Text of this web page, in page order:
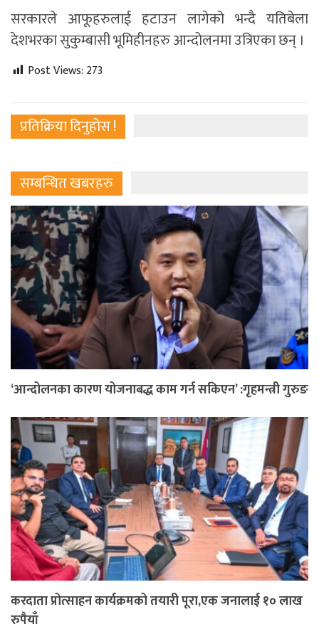
सरकारले आफूहरुलाई हटाउन लागेको भन्दै यतिबेला
देशभरका सुकुम्बासी भूमिहीनहरु आन्दोलनमा उत्रिएका छन् ।
Post Views: 273
प्रतिक्रिया दिनुहोस !
सम्बन्धित खबरहरु
‘आन्दोलनका कारण योजनाबद्ध काम गर्न सकिएन’ :गृहमन्त्री गुरुङ
करदाता प्रोत्साहन कार्यक्रमको तयारी पूरा,एक जनालाई १० लाख
रुपैयाँ